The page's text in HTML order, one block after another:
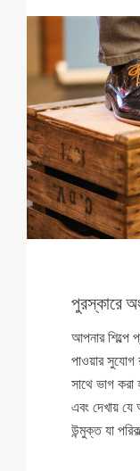
পুরস্কারে
আপনার শিল্পে
পাওয়ার সুযোগ
সাথে ভাগ করা
এবং দেখায়
উন্মুক্ত যা